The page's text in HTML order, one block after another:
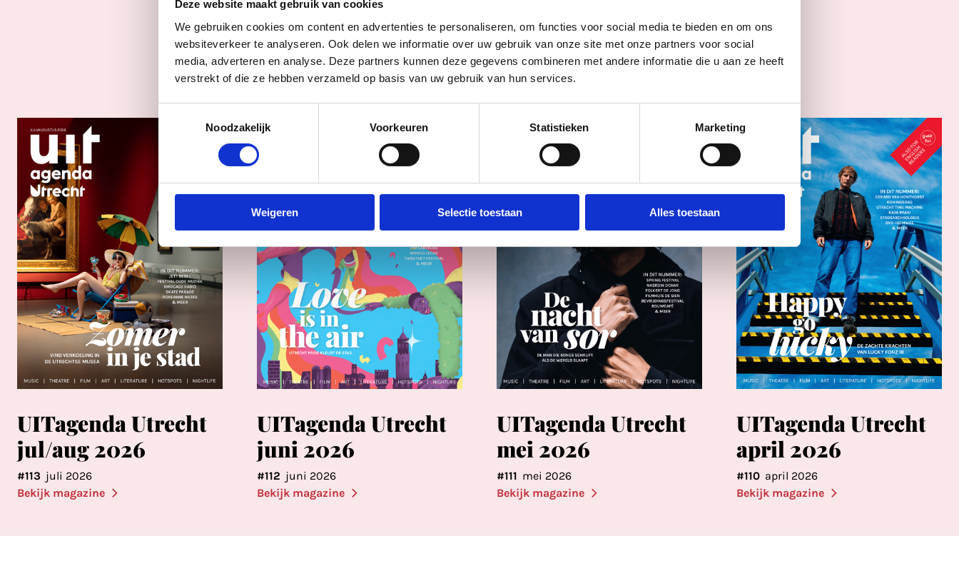
Deze website maakt gebruik van cookies
We gebruiken cookies om content en advertenties te personaliseren, om functies voor social media te bieden en om ons
websiteverkeer te analyseren. Ook delen we informatie over uw gebruik van onze site met onze partners voor social
media, adverteren en analyse. Deze partners kunnen deze gegevens combineren met andere informatie die u aan ze heeft
verstrekt of die ze hebben verzameld op basis van uw gebruik van hun services.
Noodzakelijk
Voorkeuren Statistieken Marketing
Weigeren Selectie toestaan Alles toestaan
Vorige edities
UITagenda Utrecht
jul/aug 2026
#113 juli 2026
Bekijk magazine
UITagenda Utrecht
juni 2026
#112 juni 2026
Bekijk magazine
UITagenda Utrecht
mei 2026
#111 mei 2026
Bekijk magazine
UITagenda Utrecht
april 2026
#110 april 2026
Bekijk magazine